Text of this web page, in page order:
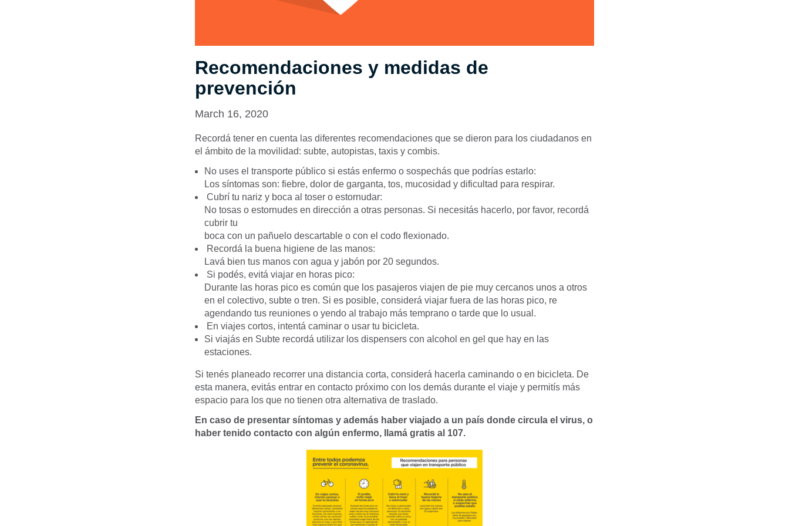
Recomendaciones y medidas de
prevención
March 16, 2020
Recordá tener en cuenta las diferentes recomendaciones que se dieron para los ciudadanos en
el ámbito de la movilidad: subte, autopistas, taxis y combis.
No uses el transporte público si estás enfermo o sospechás que podrías estarlo:
Los síntomas son: fiebre, dolor de garganta, tos, mucosidad y dificultad para respirar.
Cubrí tu nariz y boca al toser o estornudar:
No tosas o estornudes en dirección a otras personas. Si necesitás hacerlo, por favor, recordá
cubrir tu
boca con un pañuelo descartable o con el codo flexionado.
Recordá la buena higiene de las manos:
Lavá bien tus manos con agua y jabón por 20 segundos.
Si podés, evitá viajar en horas pico:
Durante las horas pico es común que los pasajeros viajen de pie muy cercanos unos a otros
en el colectivo, subte o tren. Si es posible, considerá viajar fuera de las horas pico, re
agendando tus reuniones o yendo al trabajo más temprano o tarde que lo usual.
En viajes cortos, intentá caminar o usar tu bicicleta.
Si viajás en Subte recordá utilizar los dispensers con alcohol en gel que hay en las
estaciones.
Si tenés planeado recorrer una distancia corta, considerá hacerla caminando o en bicicleta. De
esta manera, evitás entrar en contacto próximo con los demás durante el viaje y permitís más
espacio para los que no tienen otra alternativa de traslado.
En caso de presentar síntomas y además haber viajado a un país donde circula el virus, o
haber tenido contacto con algún enfermo, llamá gratis al 107.